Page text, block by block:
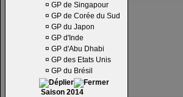
¤ GP de Singapour
¤ GP de Corée du Sud
¤ GP du Japon
¤ GP d'Inde
¤ GP d'Abu Dhabi
¤ GP des Etats Unis
¤ GP du Brésil
Saison 2014